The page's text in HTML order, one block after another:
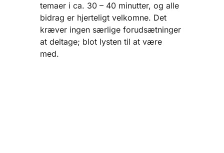
temaer i ca. 30 – 40 minutter, og alle
bidrag er hjerteligt velkomne. Det
kræver ingen særlige forudsætninger
at deltage; blot lysten til at være
med.